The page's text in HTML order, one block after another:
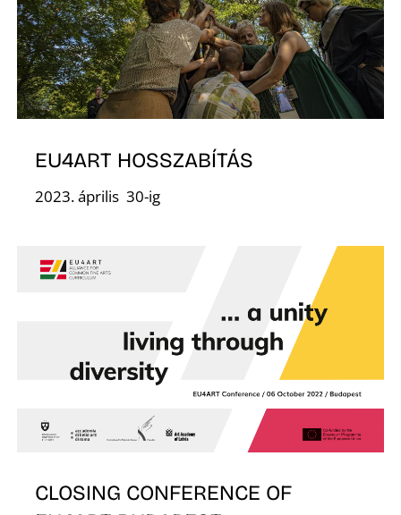
EU4ART HOSSZABÍTÁS
2023. április 30-ig
CLOSING CONFERENCE OF